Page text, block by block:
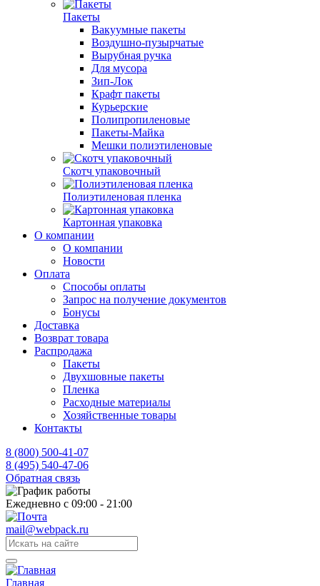
Пакеты
Вакуумные пакеты
Воздушно-пузырчатые
Вырубная ручка
Для мусора
Зип-Лок
Крафт пакеты
Курьерские
Полипропиленовые
Пакеты-Майка
Мешки полиэтиленовые
Скотч упаковочный
Полиэтиленовая пленка
Картонная упаковка
О компании
О компании
Новости
Оплата
Способы оплаты
Запрос на получение документов
Бонусы
Доставка
Возврат товара
Распродажа
Пакеты
Двухшовные пакеты
Пленка
Расходные материалы
Хозяйственные товары
Контакты
8 (800) 500-41-07
8 (495) 540-47-06
Обратная связь
Ежедневно с 09:00 - 21:00
mail@webpack.ru
Главная